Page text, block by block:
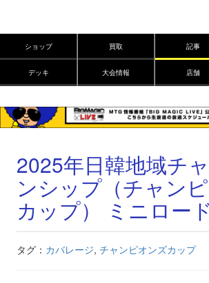
ショップ 買取 記事
デッキ 大会情報 店舗
2025年日韓地域チ
ンシップ（チャン
カップ） ミニロー
タグ： カバレージ, チャンピオンズカップ